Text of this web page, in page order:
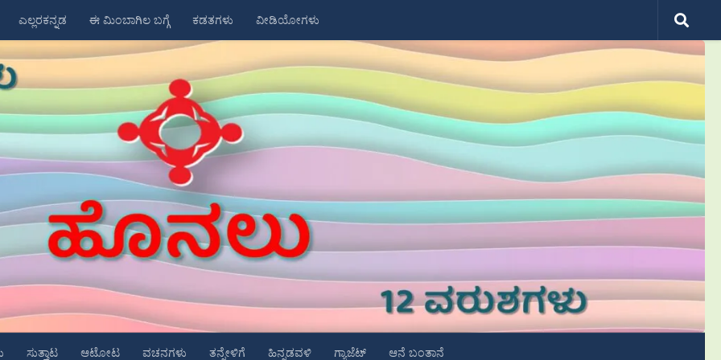
ಎಲ್ಲರಕನ್ನಡ ಈ ಮಿಂಬಾಗಿಲ ಬಗ್ಗೆ ಕಡತಗಳು ವೀಡಿಯೋಗಳು
ಸುತ್ತಾಟ ಆಟೋಟ ವಚನಗಳು ತನ್ನೇಳಿಗೆ ಹಿನ್ನಡವಳಿ ಗ್ಯಾಜೆಟ್ ಆನೆ ಬಂತಾನೆ